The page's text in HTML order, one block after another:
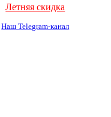
Летняя скидка
Наш Telegram-канал